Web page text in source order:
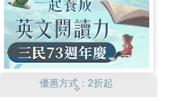
優惠方式：2折起